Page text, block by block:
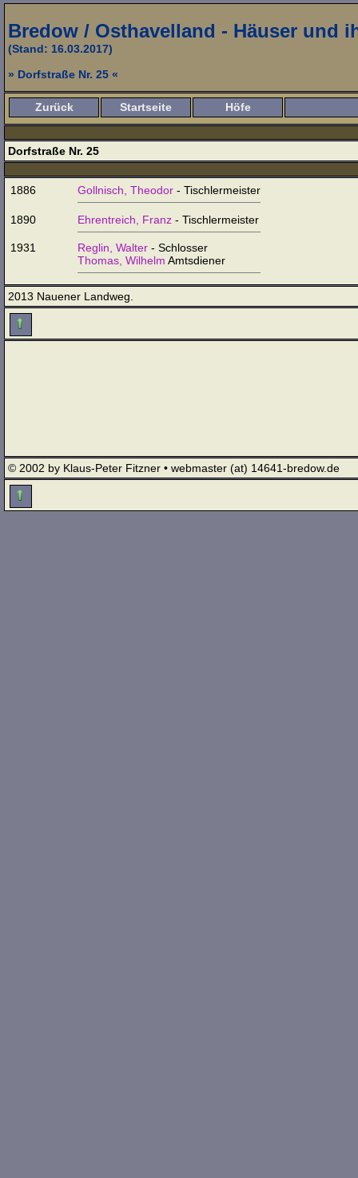
Bredow / Osthavelland - Häuser und
(Stand: 16.03.2017)
» Dorfstraße Nr. 25 «
Zurück Startseite Höfe
Dorfstraße Nr. 25
1886 Gollnisch, Theodor - Tischlermeister
1890 Ehrentreich, Franz - Tischlermeister
1931 Reglin, Walter - Schlosser
Thomas, Wilhelm Amtsdiener
2013 Nauener Landweg.
© 2002 by Klaus-Peter Fitzner • webmaster (at) 14641-bredow.de